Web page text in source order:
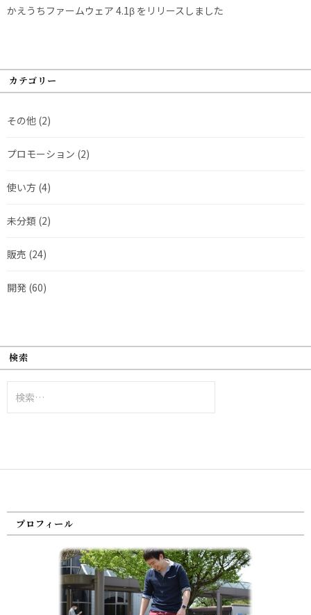
かえうちファームウェア 4.1β をリリースしました
カテゴリー
その他 (2)
プロモーション (2)
使い方 (4)
未分類 (2)
販売 (24)
開発 (60)
検索
索:
プロフィール